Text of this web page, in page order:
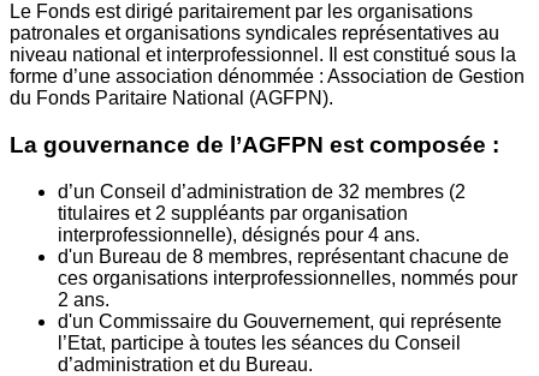
Le Fonds est dirigé paritairement par les organisations
patronales et organisations syndicales représentatives au
niveau national et interprofessionnel. Il est constitué sous la
forme d’une association dénommée : Association de Gestion
du Fonds Paritaire National (AGFPN).
La gouvernance de l’AGFPN est composée :
d’un Conseil d’administration de 32 membres (2
titulaires et 2 suppléants par organisation
interprofessionnelle), désignés pour 4 ans.
d'un Bureau de 8 membres, représentant chacune de
ces organisations interprofessionnelles, nommés pour
2 ans.
d'un Commissaire du Gouvernement, qui représente
l’Etat, participe à toutes les séances du Conseil
d’administration et du Bureau.